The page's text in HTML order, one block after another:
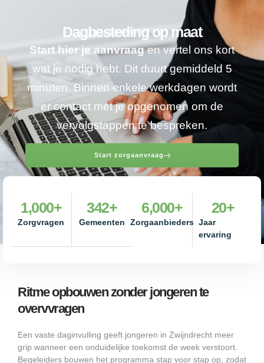
Dagbesteding op maat
Start hier je aanvraagen vertel ons kort
wat je nodig hebt. Dit duurt gemiddeld 5
minuten. Binnen enkele werkdagen wordt
er contact met je opgenomen om de
vervolgstappen te bespreken.
Start zorgaanvraag
Zorgvragen
1,000+
Gemeenten
342+
Zorgaanbieders
6,000+
Jaar
ervaring
20+
Ritme opbouwen zonder jongeren te
overvvragen
Een vaste daginvulling geeft jongeren in Zwijndrecht meer
grip wanneer een onduidelijke toekomst de week verstoort.
Begeleiders bouwen het programma stap voor stap op, zodat